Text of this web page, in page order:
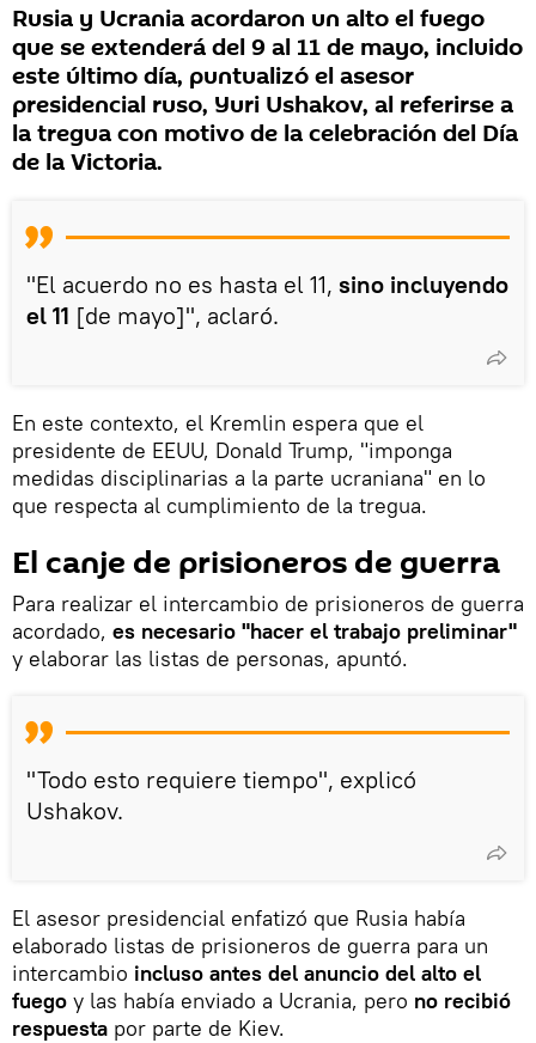
Rusia y Ucrania acordaron un alto el fuego
que se extenderá del 9 al 11 de mayo, incluido
este último día, puntualizó el asesor
presidencial ruso, Yuri Ushakov, al referirse a
la tregua con motivo de la celebración del Día
de la Victoria.
"El acuerdo no es hasta el 11, sino incluyendo
el 11 [de mayo]", aclaró.
En este contexto, el Kremlin espera que el
presidente de EEUU, Donald Trump, "imponga
medidas disciplinarias a la parte ucraniana" en lo
que respecta al cumplimiento de la tregua.
El canje de prisioneros de guerra
Para realizar el intercambio de prisioneros de guerra
acordado, es necesario "hacer el trabajo preliminar"
y elaborar las listas de personas, apuntó.
"Todo esto requiere tiempo", explicó
Ushakov.
El asesor presidencial enfatizó que Rusia había
elaborado listas de prisioneros de guerra para un
intercambio incluso antes del anuncio del alto el
fuego y las había enviado a Ucrania, pero no recibió
respuesta por parte de Kiev.